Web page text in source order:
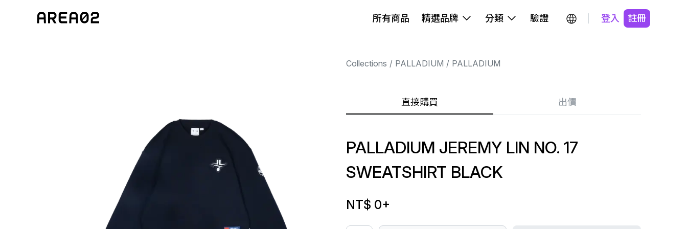
所有商品 精選品牌 分類 驗證 登入 註冊
Collections PALLADIUM PALLADIUM
直接購買 出價
PALLADIUM JEREMY LIN NO. 17
SWEATSHIRT BLACK
NT$ 0+